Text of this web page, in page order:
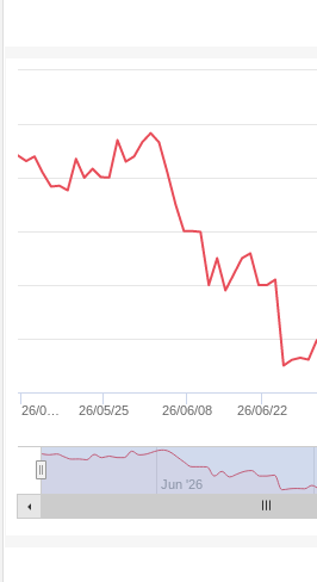
26/0… 26/05/25 26/06/08 26/06/22
Jun '26